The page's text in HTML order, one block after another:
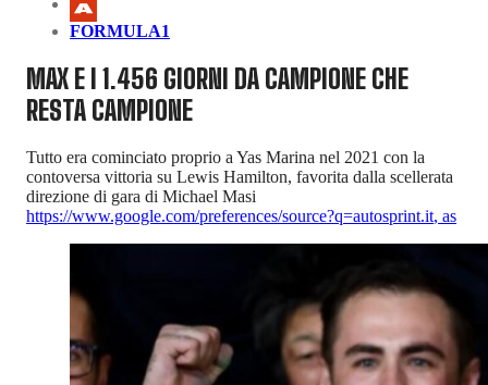
FORMULA1
MAX E I 1.456 GIORNI DA CAMPIONE CHE
RESTA CAMPIONE
Tutto era cominciato proprio a Yas Marina nel 2021 con la
contoversa vittoria su Lewis Hamilton, favorita dalla scellerata
direzione di gara di Michael Masi
https://www.google.com/preferences/source?q=autosprint.it, as